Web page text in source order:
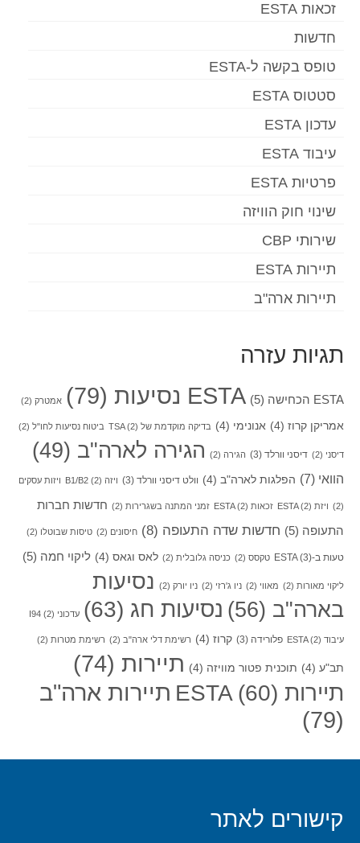
זכאות ESTA
חדשות
טופס בקשה ל-ESTA
סטטוס ESTA
עדכון ESTA
עיבוד ESTA
פרטיות ESTA
שינוי חוק הוויזה
שירותי CBP
תיירות ESTA
תיירות ארה"ב
תגיות עזרה
ESTA הכחישה (5) ESTA נסיעות (79) אמטרק (2)
אמריקן קרוז (4) אנונימי (4) בדיקה מוקדמת של TSA (2) ביטוח נסיעות לחו"ל (2)
דיסני (2) דיסני וורלד (3) הגירה (2) הגירה לארה"ב (49)
הוואי (7) הפלגות לארה"ב (4) וולט דיסני וורלד (3) ויזה B1/B2 (2) ויזות עסקים
(2) ויזת ESTA (2) זכאות ESTA (2) זמני המתנה בשגרירות (2)
חדשות חברות
התעופה (5) חדשות שדה התעופה (8) חיסונים (2) טיסות שבוטלו (2)
טעות ב-ESTA(3) טקסס (2) כניסה גלובלית (2) לאס וגאס (4) ליקוי חמה (5)
ליקוי מאורות (2) מאווי (2) ניו ג'רזי (2) ניו יורק (2)
נסיעות
בארה"ב (56) נסיעות חג (63) עדכוני I94 (2)
עיבוד ESTA (2) פלורידה (3) קרוז (4) רשימת דלי ארה"ב (2) רשימת מטרות (2)
תב"ע (4) תוכנית פטור מוויזה (4) תיירות (74)
תיירות ESTA (60)
תיירות ארה"ב
(79)
קישורים לאתר